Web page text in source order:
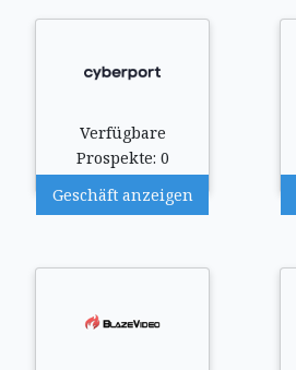
Verfügbare
Prospekte: 0
Geschäft anzeigen